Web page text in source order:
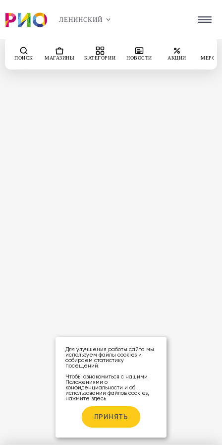
Для улучшения работы сайта мы
используем файлы cookies и
собираем статистику
посещений.
Чтобы ознакомиться с нашими
Положениями о
конфиденциальности и об
использовании файлов cookies,
нажмите здесь.
ПРИНЯТЬ
ЛЕНИНСКИЙ
ПОИСК МАГАЗИНЫ КАТЕГОРИИ НОВОСТИ АКЦИИ